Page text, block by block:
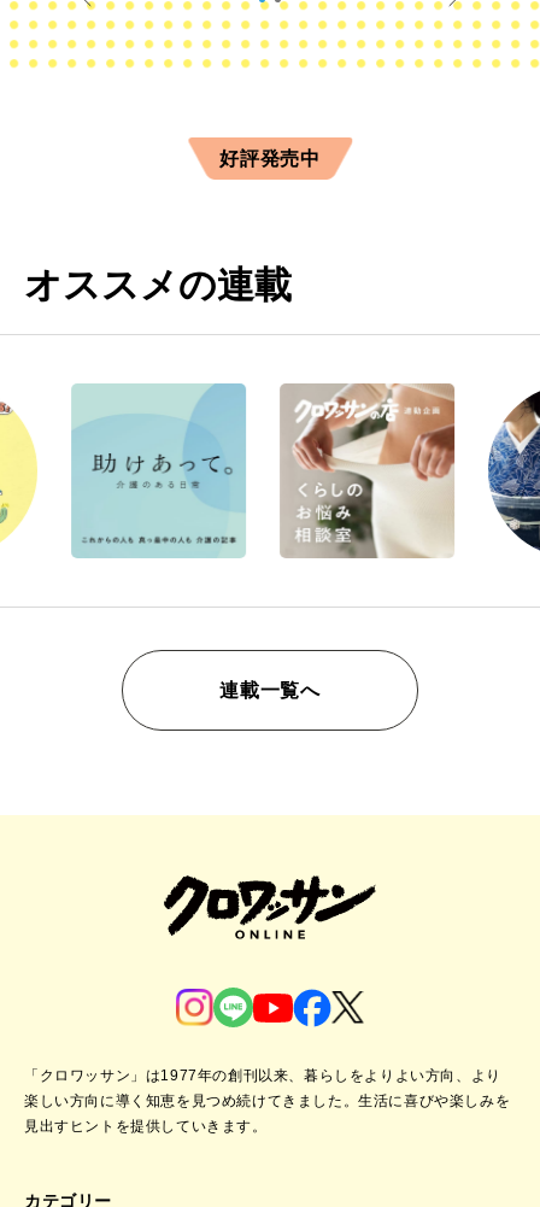
好評発売中
オススメの連載
連載一覧へ
「クロワッサン」は1977年の創刊以来、暮らしをよりよい方向、より
楽しい方向に導く知恵を見つめ続けてきました。生活に喜びや楽しみを
見出すヒントを提供していきます。
カテゴリー